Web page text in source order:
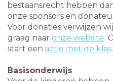
bestaansrecht hebben
onze sponsors en
Voor donaties verwijzen wij
graag naar onze website.
start een actie met de klas.
Basisonderwijs